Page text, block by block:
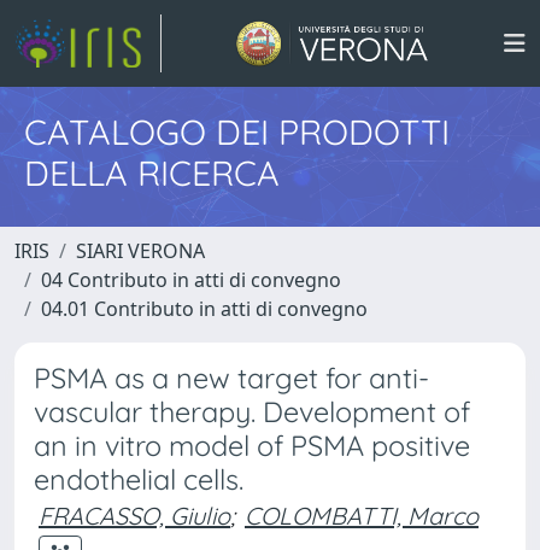
CATALOGO DEI PRODOTTI
DELLA RICERCA
IRIS
SIARI VERONA
04 Contributo in atti di convegno
04.01 Contributo in atti di convegno
PSMA as a new target for anti-
vascular therapy. Development of
an in vitro model of PSMA positive
endothelial cells.
FRACASSO, Giulio; COLOMBATTI, Marco